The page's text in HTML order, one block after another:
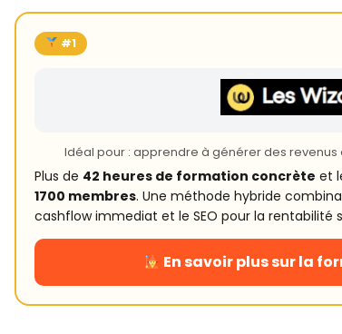
#1
Idéal pour : apprendre à générer des revenus
Plus de 42 heures de formation concrète et
1700 membres. Une méthode hybride
cashflow immediat et le SEO pour la rentabilité
En savoir plus sur la